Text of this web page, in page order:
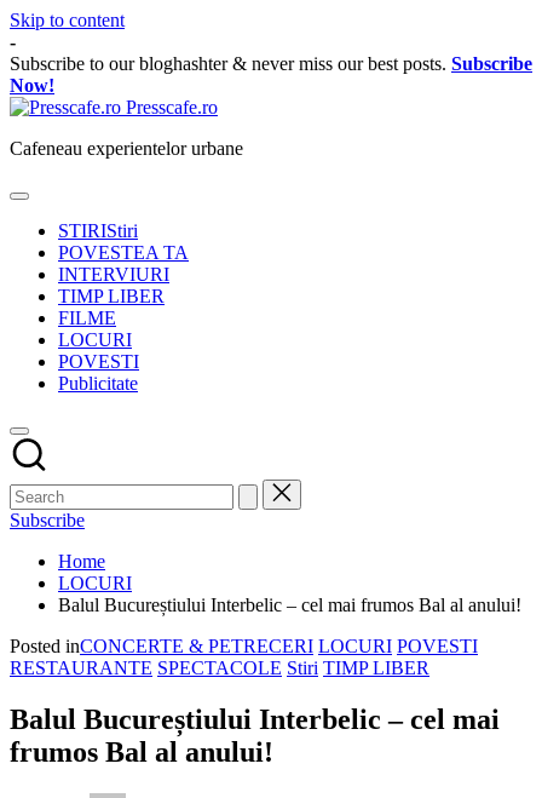
Skip to content
-
Subscribe to our bloghashter & never miss our best posts. Subscribe
Now!
Presscafe.ro
Cafeneau experientelor urbane
STIRIStiri
POVESTEA TA
INTERVIURI
TIMP LIBER
FILME
LOCURI
POVESTI
Publicitate
Subscribe
Home
LOCURI
Balul Bucureștiului Interbelic – cel mai frumos Bal al anului!
Posted inCONCERTE & PETRECERI LOCURI POVESTI
RESTAURANTE SPECTACOLE Stiri TIMP LIBER
Balul Bucureștiului Interbelic – cel mai
frumos Bal al anului!